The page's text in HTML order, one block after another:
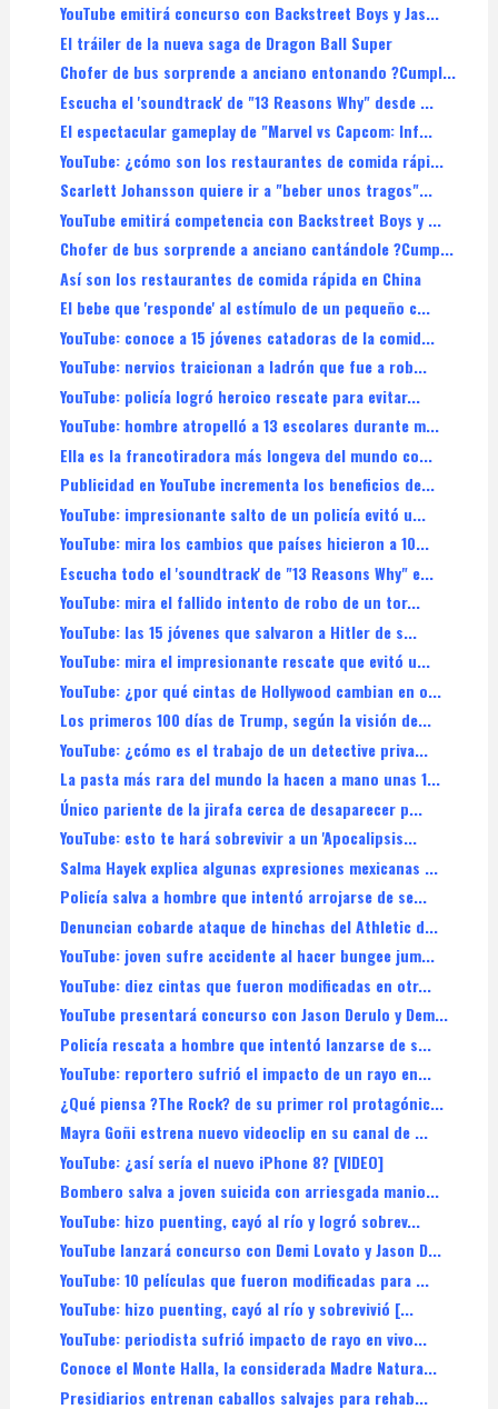
YouTube emitirá concurso con Backstreet Boys y Jas...
El tráiler de la nueva saga de Dragon Ball Super
Chofer de bus sorprende a anciano entonando ?Cumpl...
Escucha el 'soundtrack' de "13 Reasons Why" desde ...
El espectacular gameplay de "Marvel vs Capcom: Inf...
YouTube: ¿cómo son los restaurantes de comida rápi...
Scarlett Johansson quiere ir a "beber unos tragos"...
YouTube emitirá competencia con Backstreet Boys y ...
Chofer de bus sorprende a anciano cantándole ?Cump...
Así son los restaurantes de comida rápida en China
El bebe que 'responde' al estímulo de un pequeño c...
YouTube: conoce a 15 jóvenes catadoras de la comid...
YouTube: nervios traicionan a ladrón que fue a rob...
YouTube: policía logró heroico rescate para evitar...
YouTube: hombre atropelló a 13 escolares durante m...
Ella es la francotiradora más longeva del mundo co...
Publicidad en YouTube incrementa los beneficios de...
YouTube: impresionante salto de un policía evitó u...
YouTube: mira los cambios que países hicieron a 10...
Escucha todo el 'soundtrack' de "13 Reasons Why" e...
YouTube: mira el fallido intento de robo de un tor...
YouTube: las 15 jóvenes que salvaron a Hitler de s...
YouTube: mira el impresionante rescate que evitó u...
YouTube: ¿por qué cintas de Hollywood cambian en o...
Los primeros 100 días de Trump, según la visión de...
YouTube: ¿cómo es el trabajo de un detective priva...
La pasta más rara del mundo la hacen a mano unas 1...
Único pariente de la jirafa cerca de desaparecer p...
YouTube: esto te hará sobrevivir a un 'Apocalipsis...
Salma Hayek explica algunas expresiones mexicanas ...
Policía salva a hombre que intentó arrojarse de se...
Denuncian cobarde ataque de hinchas del Athletic d...
YouTube: joven sufre accidente al hacer bungee jum...
YouTube: diez cintas que fueron modificadas en otr...
YouTube presentará concurso con Jason Derulo y Dem...
Policía rescata a hombre que intentó lanzarse de s...
YouTube: reportero sufrió el impacto de un rayo en...
¿Qué piensa ?The Rock? de su primer rol protagónic...
Mayra Goñi estrena nuevo videoclip en su canal de ...
YouTube: ¿así sería el nuevo iPhone 8? [VIDEO]
Bombero salva a joven suicida con arriesgada manio...
YouTube: hizo puenting, cayó al río y logró sobrev...
YouTube lanzará concurso con Demi Lovato y Jason D...
YouTube: 10 películas que fueron modificadas para ...
YouTube: hizo puenting, cayó al río y sobrevivió [...
YouTube: periodista sufrió impacto de rayo en vivo...
Conoce el Monte Halla, la considerada Madre Natura...
Presidiarios entrenan caballos salvajes para rehab...